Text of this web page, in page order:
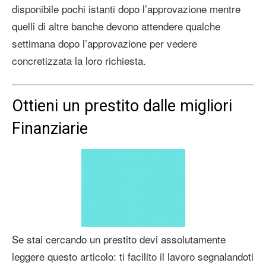
disponibile pochi istanti dopo l’approvazione mentre
quelli di altre banche devono attendere qualche
settimana dopo l’approvazione per vedere
concretizzata la loro richiesta.
Ottieni un prestito dalle migliori
Finanziarie
Se stai cercando un prestito devi assolutamente
leggere questo articolo: ti facilito il lavoro segnalandoti